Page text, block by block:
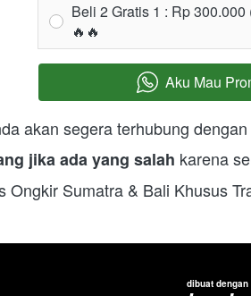
Beli 2 Gratis 1 : Rp
🔥🔥
` Aku Mau
akan segera terhubung
jika ada yang salah karena
Ongkir Sumatra & Bali Khusus
dibuat dengan